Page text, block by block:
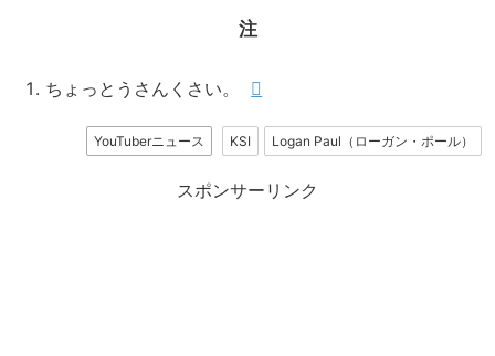
注
ちょっとうさんくさい。
YouTuberニュース KSI Logan Paul（ローガン・ポール）
スポンサーリンク